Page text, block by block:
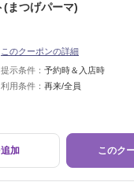
(まつげパーマ)
このクーポンの詳細
提示条件： 予約時＆入店時
利用条件： 再来/全員
加 このク